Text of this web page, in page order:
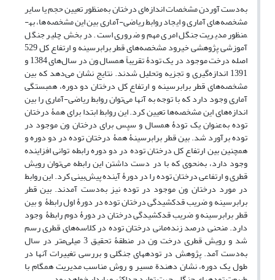
به‌دست آوردن مشخصات اندازه‌ای درختان به‌منظور تعیین حجم یا سایر
مشخصه‌های آماری و ایجاد روابط ریاضی-آماری بین این مشخصه‌ها، به­
منظور مدیریت جنگل امری مهم و ضروری است. در بخش چلیر جنگل
آموزشی پژوهشی خیرود مشخصه‌های قطر برابرسینه و ارتفاع کل 529
اصله درخت موجود در یک تودۀ تقریباً همسال ون در سال‌های 1384 و
1391 اندازه‌گیری و تجزیه ‌وتحلیل شدند. نتایج نشان می‌دهد که بین
مشخصه‌های قطر برابرسینه و ارتفاع کل درختان دو دوره، همبستگی
آماری وجود دارد که با توجه به آنها می‌توان روابط ریاضی-آماری را بین
اندازه‌های این مشخصه‌ها تعیین کرد. این روابط ابتدا برای همۀ درختان
توده به‌عنوان یک تودۀ همسال و سپس برای درختان ون موجود در
توده برآورد شد. بین قطر برابرسینۀ همۀ درختان توده در دو دوره و
همچنین بین ارتفاع کل درختان توده در دو دوره رابطه توانی افزاینده
وجود دارد، به‌نحوی که با در دست داشتن این رابطه می‌توان رویش
قطری و ارتفاعی درختان توده را در دورۀ آینده پیش‌بینی کرد. این روابط
در مورد درختان ون موجود در توده نیز به‌دست آمدند. بین قطر
برابرسینه و ضریب قدکشیدگی درختان توده در دورۀ اول رابطۀ و بین
قطر برابرسینه و ضریب قدکشیدگی درختان در دورۀ دوم رابطۀ وجود
دارد. منحنی درصد زنده‌مانی درختان توده در کلاسه‌های قطری رسم
شد و رویش قطری درخت ون در منطقۀ تحقیق 3 میلی‌متر در سال
به‌دست آمد. پژوهش در توده­های جنگلی و بررسی تغییرات آنها در
طول یک دوره، نشان دهندة مسیر و روش مناسب مدیریت همگام با